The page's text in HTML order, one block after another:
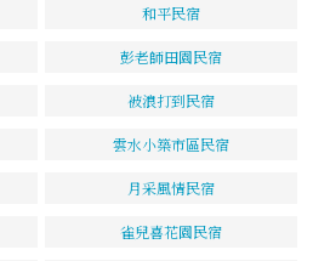
和平民宿
彭老師田園民宿
被浪打到民宿
雲水小築市區民宿
月采風情民宿
雀兒喜花園民宿